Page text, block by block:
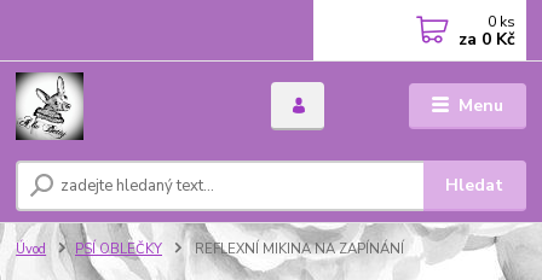
Menu
Hledat
0 ks
za 0 Kč
Úvod PSÍ OBLEČKY REFLEXNÍ MIKINA NA ZAPÍNÁNÍ